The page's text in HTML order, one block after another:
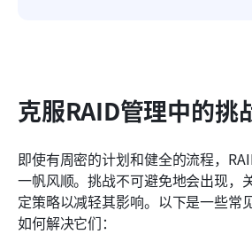
克服RAID管理中的挑
即使有周密的计划和健全的流程，
一帆风顺。挑战不可避免地会出现，
定策略以减轻其影响。以下是一些常
如何解决它们：